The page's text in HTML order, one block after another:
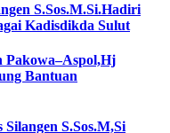
S.Sos.M.Si.Hadiri
Kadisdikda Sulut
Pakowa–Aspol,Hj
Bantuan
S.Sos.M,Si